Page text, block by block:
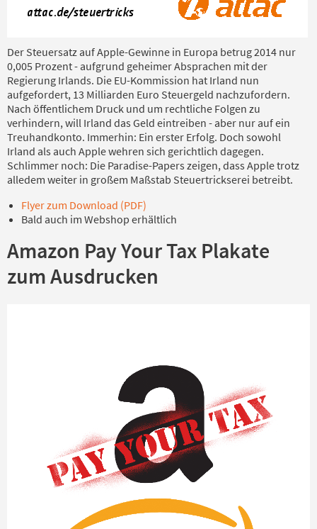
Der Steuersatz auf Apple-Gewinne in Europa betrug 2014 nur
0,005 Prozent - aufgrund geheimer Absprachen mit der
Regierung Irlands. Die EU-Kommission hat Irland nun
aufgefordert, 13 Milliarden Euro Steuergeld nachzufordern.
Nach öffentlichem Druck und um rechtliche Folgen zu
verhindern, will Irland das Geld eintreiben - aber nur auf ein
Treuhandkonto. Immerhin: Ein erster Erfolg. Doch sowohl
Irland als auch Apple wehren sich gerichtlich dagegen.
Schlimmer noch: Die Paradise-Papers zeigen, dass Apple trotz
alledem weiter in großem Maßstab Steuertrickserei betreibt.
Flyer zum Download (PDF)
Bald auch im Webshop erhältlich
Amazon Pay Your Tax Plakate
zum Ausdrucken